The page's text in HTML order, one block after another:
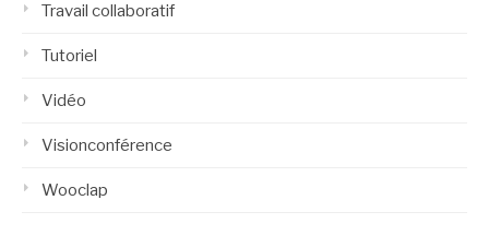
Travail collaboratif
Tutoriel
Vidéo
Visionconférence
Wooclap